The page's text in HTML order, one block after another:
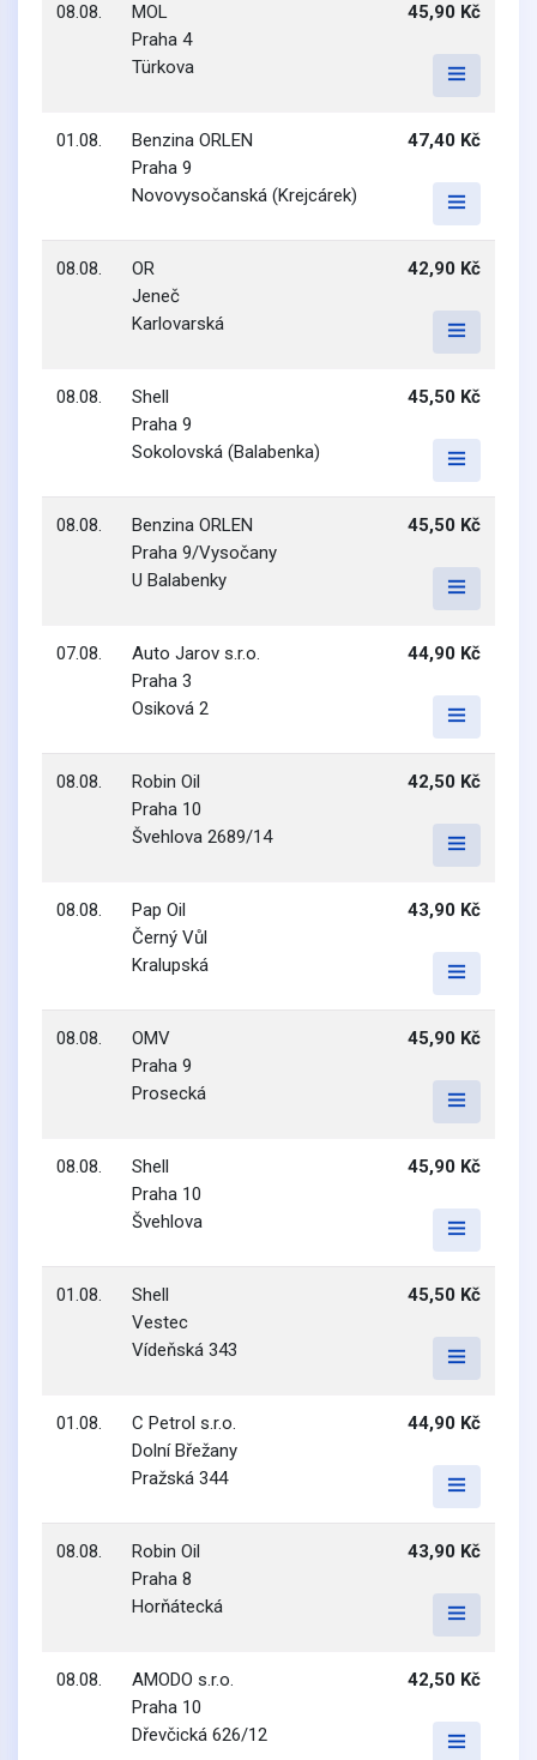
08.08.
MOL
Praha 4
Türkova
45,90 Kč
01.08.
Benzina ORLEN
Praha 9
Novovysočanská (Krejcárek)
47,40 Kč
08.08.
OR
Jeneč
Karlovarská
42,90 Kč
08.08.
Shell
Praha 9
Sokolovská (Balabenka)
45,50 Kč
08.08.
Benzina ORLEN
Praha 9/Vysočany
U Balabenky
45,50 Kč
07.08.
Auto Jarov s.r.o.
Praha 3
Osiková 2
44,90 Kč
08.08.
Robin Oil
Praha 10
Švehlova 2689/14
42,50 Kč
08.08.
Pap Oil
Černý Vůl
Kralupská
43,90 Kč
08.08.
OMV
Praha 9
Prosecká
45,90 Kč
08.08.
Shell
Praha 10
Švehlova
45,90 Kč
01.08.
Shell
Vestec
Vídeňská 343
45,50 Kč
01.08.
C Petrol s.r.o.
Dolní Břežany
Pražská 344
44,90 Kč
08.08.
Robin Oil
Praha 8
Horňátecká
43,90 Kč
08.08.
AMODO s.r.o.
Praha 10
Dřevčická 626/12
42,50 Kč